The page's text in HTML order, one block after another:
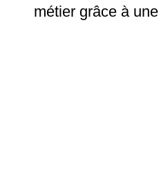
métier grâce à